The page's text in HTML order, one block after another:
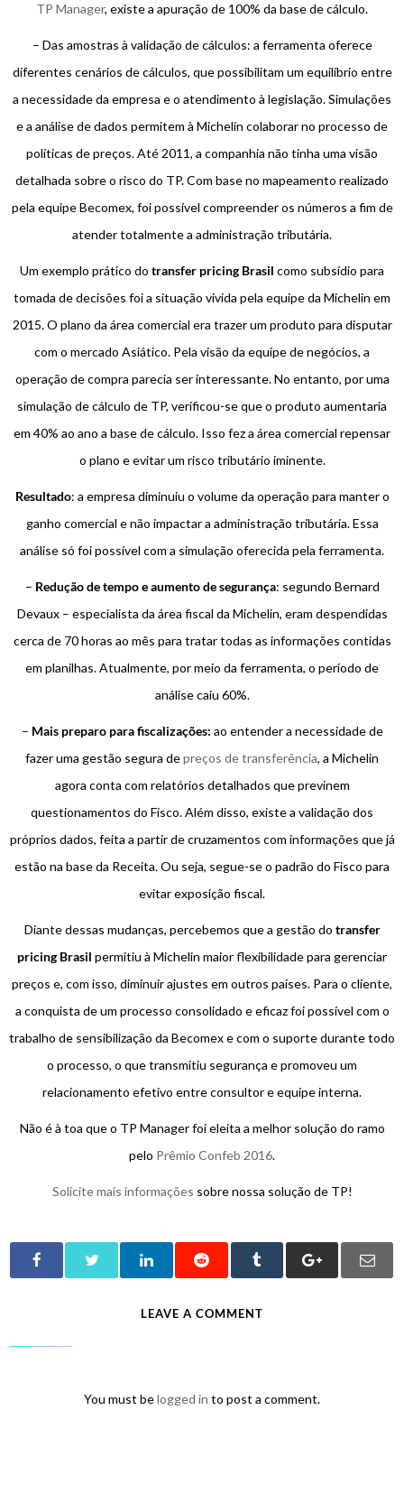
TP Manager, existe a apuração de 100% da base de cálculo.
– Das amostras à validação de cálculos: a ferramenta oferece
diferentes cenários de cálculos, que possibilitam um equilíbrio entre
a necessidade da empresa e o atendimento à legislação. Simulações
e a análise de dados permitem à Michelin colaborar no processo de
políticas de preços. Até 2011, a companhia não tinha uma visão
detalhada sobre o risco do TP. Com base no mapeamento realizado
pela equipe Becomex, foi possível compreender os números a fim de
atender totalmente a administração tributária.
Um exemplo prático do transfer pricing Brasil como subsídio para
tomada de decisões foi a situação vivida pela equipe da Michelin em
2015. O plano da área comercial era trazer um produto para disputar
com o mercado Asiático. Pela visão da equipe de negócios, a
operação de compra parecia ser interessante. No entanto, por uma
simulação de cálculo de TP, verificou-se que o produto aumentaria
em 40% ao ano a base de cálculo. Isso fez a área comercial repensar
o plano e evitar um risco tributário iminente.
Resultado: a empresa diminuiu o volume da operação para manter o
ganho comercial e não impactar a administração tributária. Essa
análise só foi possível com a simulação oferecida pela ferramenta.
– Redução de tempo e aumento de segurança: segundo Bernard
Devaux – especialista da área fiscal da Michelin, eram despendidas
cerca de 70 horas ao mês para tratar todas as informações contidas
em planilhas. Atualmente, por meio da ferramenta, o período de
análise caiu 60%.
– Mais preparo para fiscalizações: ao entender a necessidade de
fazer uma gestão segura depreços de transferência, a Michelin
agora conta com relatórios detalhados que previnem
questionamentos do Fisco. Além disso, existe a validação dos
próprios dados, feita a partir de cruzamentos com informações que já
estão na base da Receita. Ou seja, segue-se o padrão do Fisco para
evitar exposição fiscal.
Diante dessas mudanças, percebemos que a gestão do transfer
pricing Brasil permitiu à Michelin maior flexibilidade para gerenciar
preços e, com isso, diminuir ajustes em outros países. Para o cliente,
a conquista de um processo consolidado e eficaz foi possível com o
trabalho de sensibilização da Becomex e com o suporte durante todo
o processo, o que transmitiu segurança e promoveu um
relacionamento efetivo entre consultor e equipe interna.
Não é à toa que o TP Manager foi eleita a melhor solução do ramo
pelo Prêmio Confeb 2016.
Solicite mais informações sobre nossa solução de TP!
LEAVE A COMMENT
You must belogged in to post a comment.